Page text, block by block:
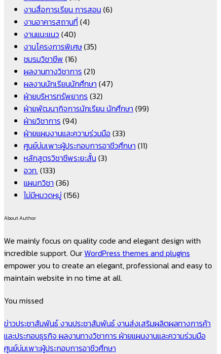
งานสื่อการเรียน การสอน (6)
งานอาคารสถานที่ (4)
งานแนะแนว (40)
งานโครงการพิเศษ(35)
ชมรมวิชาชีพ (16)
ผลงานทางวิชาการ (21)
ผลงานนักเรียนนักศึกษา (47)
ฝ่ายบริหารทรัพยากร (32)
ฝ่ายพัฒนากิจการนักเรียน นักศึกษา (99)
ฝ่ายวิชาการ (94)
ฝ่ายแผนงานและความร่วมมือ (33)
ศูนย์บ่มเพาะผู้ประกอบการอาชีวศึกษา (11)
หลักสูตรวิชาชีพระยะสั้น (3)
อวท. (133)
แผนกวิชา (36)
ไม่มีหมวดหมู่ (156)
About Author
We mainly focus on quality code and elegant design with
incredible support. OurWordPress themes and plugins
empower you to create an elegant, professional and easy to
maintain website in no time at all.
You missed
ข่าวประชาสัมพันธ์งานประชาสัมพันธ์งานส่งเสริมผลิตผลทางการค้า
และประกอบธุรกิจ ผลงานทางวิชาการ ฝ่ายแผนงานและความร่วมมือ
ศูนย์บ่มเพาะผู้ประกอบการอาชีวศึกษา